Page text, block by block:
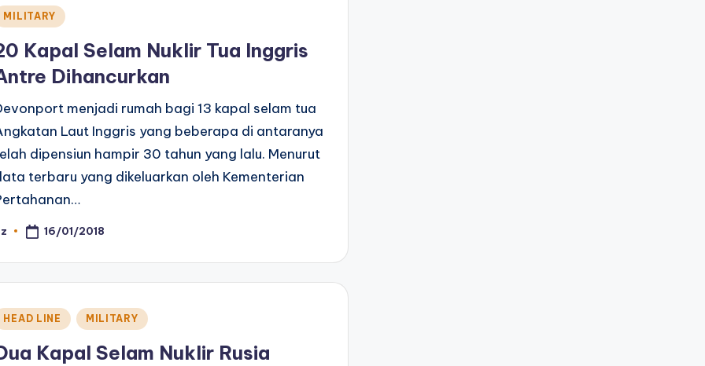
MILITARY
Kapal Selam Nuklir Tua Inggris
Dihancurkan
menjadi rumah bagi 13 kapal selam tua
Laut Inggris yang beberapa di antaranya
dipensiun hampir 30 tahun yang lalu. Menurut
terbaru yang dikeluarkan oleh Kementerian
16/01/2018
HEAD LINE MILITARY
Kapal Selam Nuklir Rusia